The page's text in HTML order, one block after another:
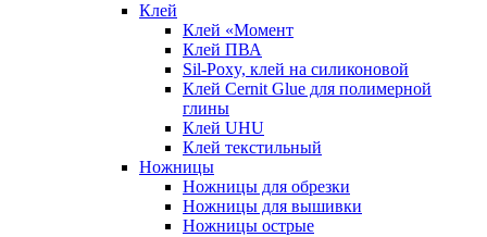
Клей
Клей «Момент
Клей ПВА
Sil-Poxy, клей на силиконовой
Клей Cernit Glue для полимерной
глины
Клей UHU
Клей текстильный
Ножницы
Ножницы для обрезки
Ножницы для вышивки
Ножницы острые